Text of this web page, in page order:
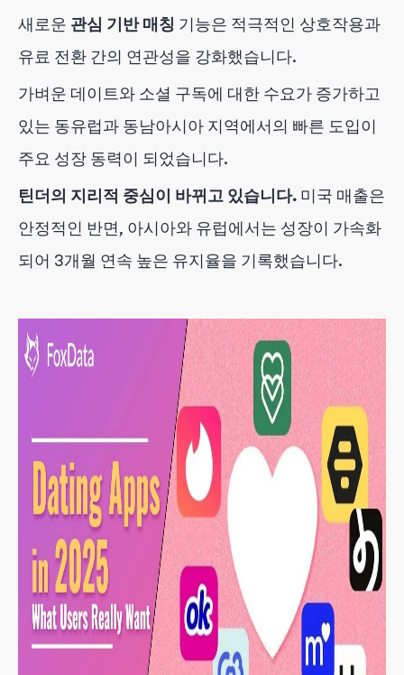
새로운 관심 기반 매칭 기능은 적극적인 상호작용과
유료 전환 간의 연관성을 강화했습니다.
가벼운 데이트와 소셜 구독에 대한 수요가 증가하고
있는 동유럽과 동남아시아 지역에서의 빠른 도입이
주요 성장 동력이 되었습니다.
틴더의 지리적 중심이 바뀌고 있습니다. 미국 매출은
안정적인 반면, 아시아와 유럽에서는 성장이 가속화
되어 3개월 연속 높은 유지율을 기록했습니다.